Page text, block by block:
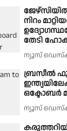
നിറം
തേടി
ന്യൂസ്
ബ്രസീൽ
ഒക്ടോബർ
ന്യൂസ്